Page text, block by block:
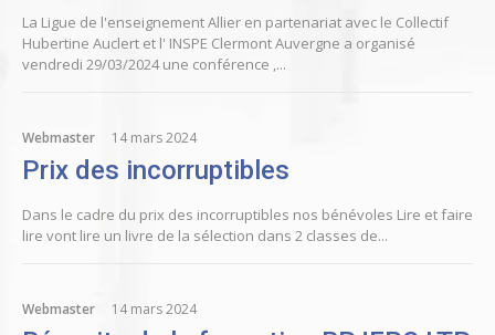
La Ligue de l'enseignement Allier en partenariat avec le Collectif
Hubertine Auclert et l' INSPE Clermont Auvergne a organisé
vendredi 29/03/2024 une conférence ,...
Webmaster 14 mars 2024
Prix des incorruptibles
Dans le cadre du prix des incorruptibles nos bénévoles Lire et faire
lire vont lire un livre de la sélection dans 2 classes de...
Webmaster 14 mars 2024